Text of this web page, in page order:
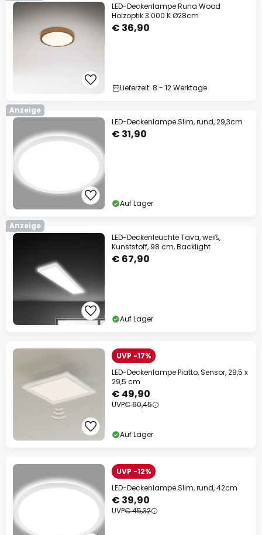
LED-Deckenlampe Runa Wood
Holzoptik 3.000 K Ø28cm
€ 36,90
Lieferzeit: 8 - 12 Werktage
Anzeige
LED-Deckenlampe Slim, rund, 29,3cm
€ 31,90
Auf Lager
Anzeige
LED-Deckenleuchte Tava, weiß,
Kunststoff, 98 cm, Backlight
€ 67,90
Auf Lager
UVP -17%
LED-Deckenlampe Piatto, Sensor, 29,5 x
29,5 cm
€ 49,90
UVP€ 60,45
Auf Lager
UVP -12%
LED-Deckenlampe Slim, rund, 42cm
€ 39,90
UVP€ 45,32